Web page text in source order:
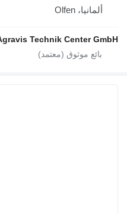
ألمانيا، Olfen
Technik Center GmbH